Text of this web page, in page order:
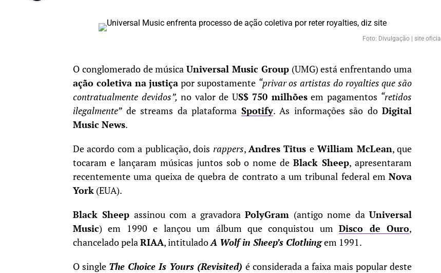
Foto: Divulgação | site oficial
O conglomerado de músicaUniversal Music Group(UMG) está enfrentando uma
ação coletiva na justiça por supostamente “privar os artistas do royalties que são
contratualmente devidos”, no valor de US$ 750 milhõesem pagamentos “retidos
ilegalmente”de streams da plataforma Spotify. As informações são do Digital
Music News.
De acordo com a publicação, dois rappers, Andres Titus eWilliam McLean, que
tocaram e lançaram músicas juntos sob o nome deBlack Sheep, apresentaram
recentemente uma queixa de quebra de contrato a um tribunal federal em Nova
York (EUA).
Black Sheep assinou com a gravadoraPolyGram (antigo nome daUniversal
Music) em 1990 e lançou um álbum que conquistou umDisco de Ouro,
chancelado pelaRIAA, intituladoA Wolf in Sheep’s Clothing em 1991.
O single The Choice Is Yours (Revisited) é considerada a faixa mais popular deste